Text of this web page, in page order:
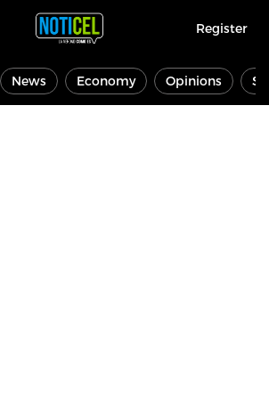
Register
News Economy Opinions